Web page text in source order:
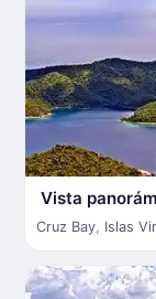
Vista
Cruz Bay, Islas